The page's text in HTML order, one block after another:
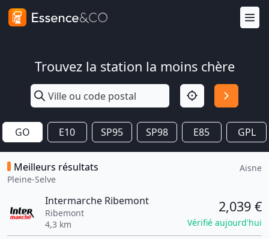
Trouvez la station la moins chère
GO E10 SP95 SP98 E85 GPL
Meilleurs résultats
Pleine-Selve
Aisne
Intermarche Ribemont
Ribemont
4,3 km
2,039 €
Vérifié aujourd'hui